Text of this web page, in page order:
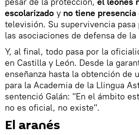
escolarizado y no tiene presencia
televisión. Su supervivencia
las asociaciones de defensa de la
Y, al final, todo pasa por la
en Castilla y León. Desde la
enseñanza hasta la obtención de
para la Academia de la Llingua
sentenció Galán: "En el ámbito
no es oficial, no existe".
El aranés